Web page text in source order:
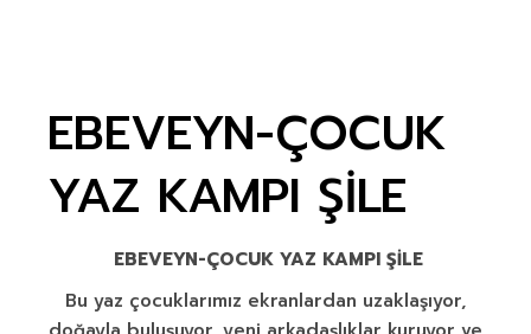
EBEVEYN-ÇOCUK
YAZ KAMPI ŞİLE
EBEVEYN-ÇOCUK YAZ KAMPI ŞİLE
Bu yaz çocuklarımız ekranlardan uzaklaşıyor,